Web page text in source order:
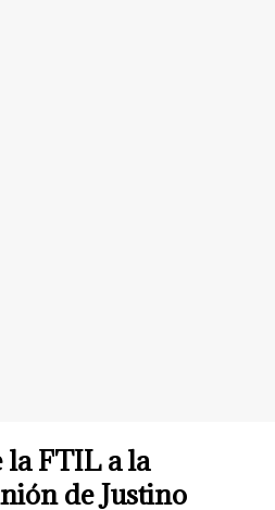
la FTIL a la
de Justino